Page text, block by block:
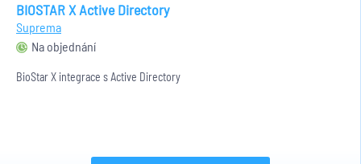
BIOSTAR X Active Directory
Suprema
Na objednání
BioStar X integrace s Active Directory